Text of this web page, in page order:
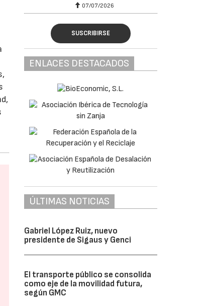
07/07/2026
SUSCRIBIRSE
ENLACES DESTACADOS
ÚLTIMAS NOTICIAS
Gabriel López Ruiz, nuevo
presidente de Sigaus y Genci
El transporte público se consolida
como eje de la movilidad futura,
según GMC